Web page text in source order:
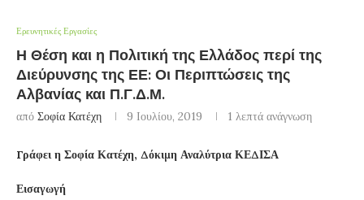
Ερευνητικές Εργασίες
Η Θέση και η Πολιτική της Ελλάδος περί της
Διεύρυνσης της ΕΕ: Οι Περιπτώσεις της
Αλβανίας και Π.Γ.Δ.Μ.
από Σοφία Κατέχη 9 Ιουλίου, 2019 1 λεπτά ανάγνωση
Γράφει η Σοφία Κατέχη, Δόκιμη Αναλύτρια ΚΕΔΙΣΑ
Εισαγωγή